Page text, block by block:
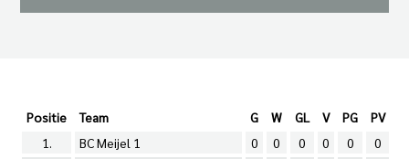
Positie Team G W GL V PG
PV
1.
BC Meijel 1 0 0 0 0 0 0